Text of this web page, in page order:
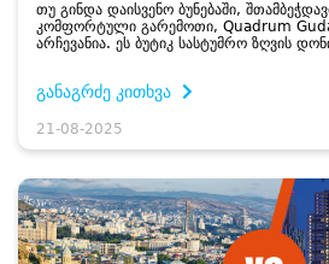
თუ გინდა დაისვენო ბუნებაში,
კომფორტული გარემოთი, Quadrum
არჩევანია. ეს ბუტიკ სასტუმრო ზღვის
განაგრძე კითხვა
21-08-2025